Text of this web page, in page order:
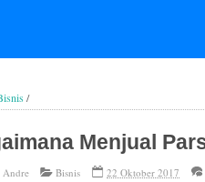
/
Menjual
Andre Bisnis 22 Oktober 2017